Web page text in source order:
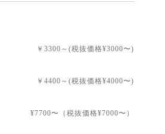
￥3300～(税抜価格¥3000〜)
￥4400～(税抜価格¥4000〜)
（税抜価格¥7000〜）